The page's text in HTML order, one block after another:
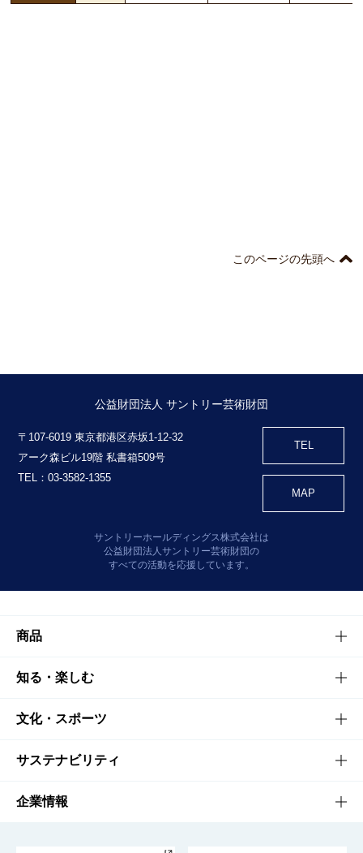
このページの先頭へ
公益財団法人 サントリー芸術財団
〒107-6019 東京都港区赤坂1-12-32
アーク森ビル19階 私書箱509号
TEL：03-3582-1355
TEL
MAP
サントリーホールディングス株式会社は
公益財団法人サントリー芸術財団の
すべての活動を応援しています。
商品
商品TOP
商品一覧
商品発売情報
栄養成分一覧
知る・楽しむ
知る・楽しむTOP
キャンペーン
工場見学
文化・スポーツ
文化・スポーツTOP
サントリーホール
サステナビリティ
サステナビリティTOP
企業情報